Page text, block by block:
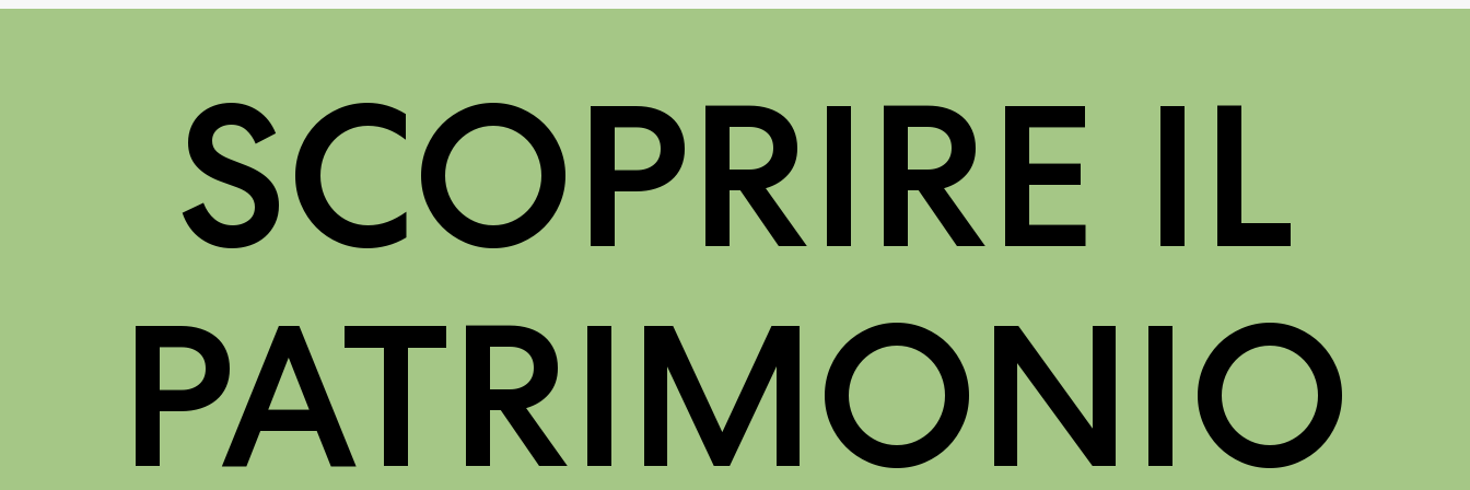
SCOPRIRE IL
PATRIMONIO